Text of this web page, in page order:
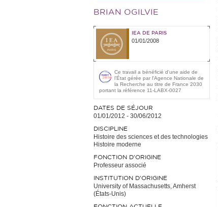
BRIAN OGILVIE
IEA DE PARIS
01/01/2008
Ce travail a bénéficié d'une aide de
l’État gérée par l'Agence Nationale de
la Recherche au titre de France 2030
portant la référence 11-LABX-0027
DATES DE SÉJOUR
01/01/2012 - 30/06/2012
DISCIPLINE
Histoire des sciences et des technologies
Histoire moderne
FONCTION D’ORIGINE
Professeur associé
INSTITUTION D’ORIGINE
University of Massachusetts, Amherst
(États-Unis)